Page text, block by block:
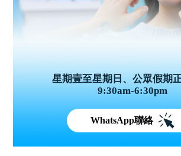
星期壹至星期日、公眾假期
9:30am-6:30pm
WhatsApp聯絡